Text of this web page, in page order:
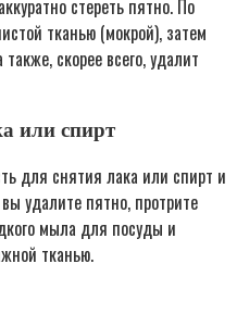
стереть пятно. По
тканью (мокрой), затем
скорее всего, удалит
или спирт
для снятия лака или спирт и
удалите пятно, протрите
мыла для посуды и
тканью.